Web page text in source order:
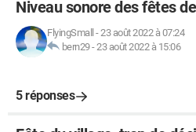
Niveau sonore des fêtes
FlyingSmall -23 août 2022 à 07:24
bern29-23 août 2022 à 15:06
5 réponses